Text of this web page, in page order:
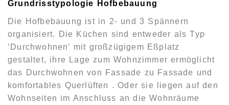
Grundrisstypologie Hofbebauung
Die Hofbebauung ist in 2- und 3 Spännern
organisiert. Die Küchen sind entweder als Typ
‘Durchwohnen’ mit großzügigem Eßplatz
gestaltet, ihre Lage zum Wohnzimmer ermöglicht
das Durchwohnen von Fassade zu Fassade und
komfortables Querlüften . Oder sie liegen auf den
Wohnseiten im Anschluss an die Wohnräume